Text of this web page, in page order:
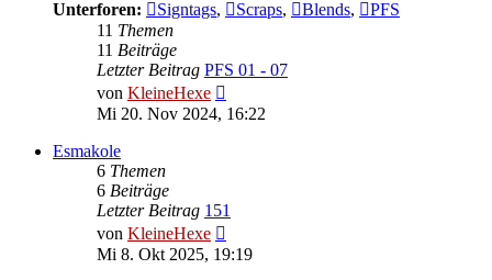
Unterforen:
Signtags, Scraps, Blends,
PFS
11 Themen
11 Beiträge
Letzter Beitrag PFS 01 - 07
von KleineHexe
Beitrag
Mi 20. Nov 2024, 16:22
Esmakole
6 Themen
6 Beiträge
Letzter Beitrag 151
von KleineHexe
Beitrag
Mi 8. Okt 2025, 19:19